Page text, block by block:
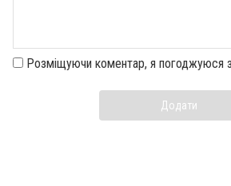
Розміщуючи коментар, я погоджуюся з
Додати